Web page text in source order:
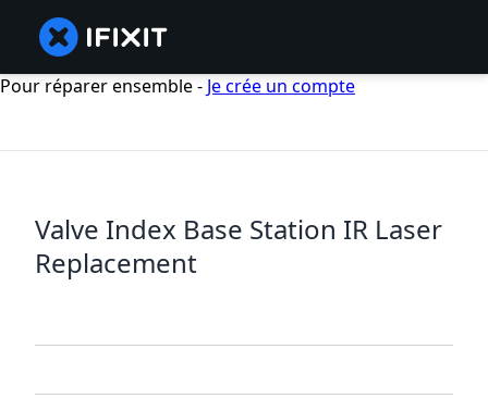
Pour réparer ensemble - Je crée un compte
Valve Index Base Station IR Laser
Replacement